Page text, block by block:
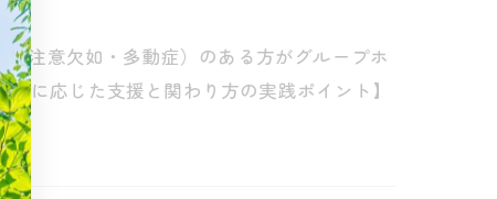
注意欠如・多動症）のある方がグループホ
に応じた支援と関わり方の実践ポイント】